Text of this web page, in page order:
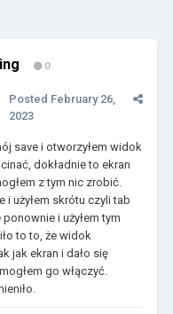
0
Posted February 26,
2023
save i otworzyłem widok
dokładnie to ekran
z tym nic zrobić.
i użyłem skrótu czyli tab
i użyłem tym
to to, że widok
jak ekran i dało się
go włączyć.